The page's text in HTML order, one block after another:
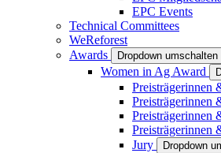
EPC Events
Technical Committees
WeReforest
Awards
Dropdown umschalten
Women in Ag Award
Preisträgerinnen
Preisträgerinnen
Preisträgerinnen
Preisträgerinnen
Jury
Dropdown